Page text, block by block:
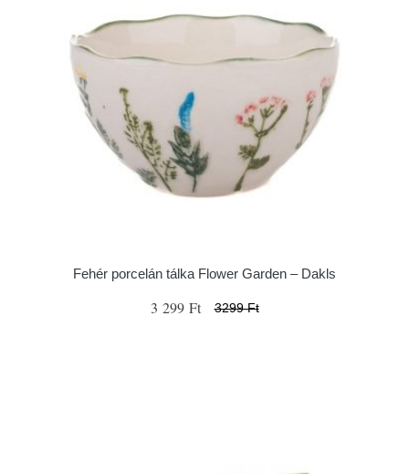
Fehér porcelán tálka Flower Garden – Dakls
3 299 Ft 3299 Ft